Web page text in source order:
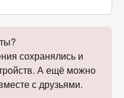
сохранялись и
А ещё можно
с друзьями.